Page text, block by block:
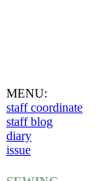
MENU:
staff coordinate
staff blog
diary
issue